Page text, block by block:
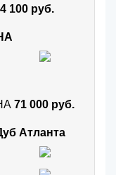
100 руб.
71 000 руб.
Атланта